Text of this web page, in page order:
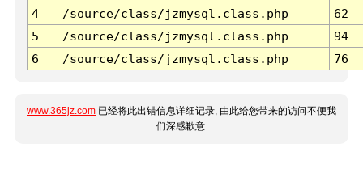
4
/source/class/jzmysql.class.php
62
5
/source/class/jzmysql.class.php
94
6
/source/class/jzmysql.class.php 76
www.365jz.com 已经将此出错信息详细记录, 由此给您带来的访问不便我
们深感歉意.